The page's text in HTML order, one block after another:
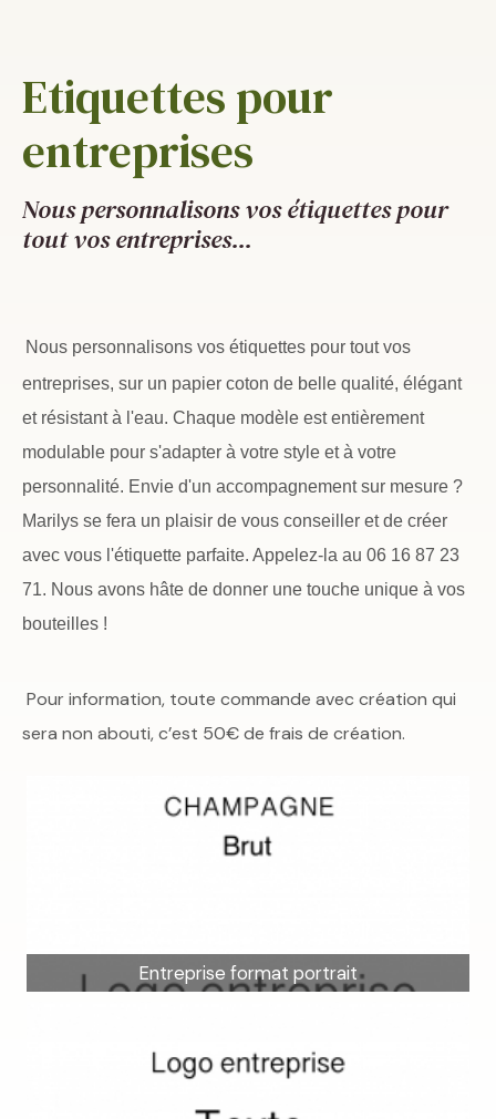
Etiquettes pour
entreprises
Nous personnalisons vos étiquettes pour
tout vos entreprises...
Nous personnalisons vos étiquettes pour tout vos
entreprises, sur un papier coton de belle qualité, élégant
et résistant à l'eau. Chaque modèle est entièrement
modulable pour s'adapter à votre style et à votre
personnalité. Envie d'un accompagnement sur mesure ?
Marilys se fera un plaisir de vous conseiller et de créer
avec vous l'étiquette parfaite. Appelez-la au 06 16 87 23
71. Nous avons hâte de donner une touche unique à vos
bouteilles !
Pour information, toute commande avec création qui
sera non abouti, c’est 50€ de frais de création.
Entreprise format portrait